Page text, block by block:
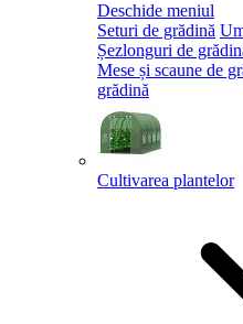
Deschide meniul
Seturi de grădină
Șezlonguri de
Mese și scaune de
grădină
Cultivarea plantelor